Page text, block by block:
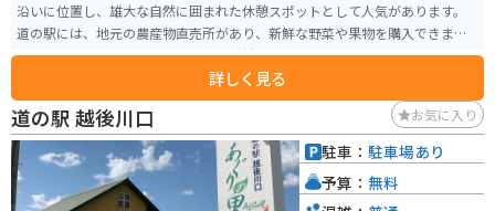
沿いに位置し、雄大な自然に囲まれた休憩スポットとして人気があります。
道の駅には、地元の農産物直売所があり、新鮮な野菜や果物を購入できま
す。また、レストランでは、地元の食材を使った料理を楽しむことができま
す。特におすすめは、栄村産のそば粉を使った手打ちそばです。 バイクで訪
れる場合、道の駅には広い駐車場が完備されているので安心です。周辺に
は、秋山郷や奥志賀高原など、ツーリングに最適なスポットがたくさんあり
ます。 栄村は、豪雪地帯としても知られており、冬には一面の銀世界が広が
ります。スキー場も点在しており、ウィンタースポーツを楽しむこともでき
ます。 道の駅 信越さかえは、自然豊かな栄村の魅力が詰まった道の駅です。
詳しく見る
道の駅 越後川口 お気に入り
駐車： 駐車場あり
予算： 無料